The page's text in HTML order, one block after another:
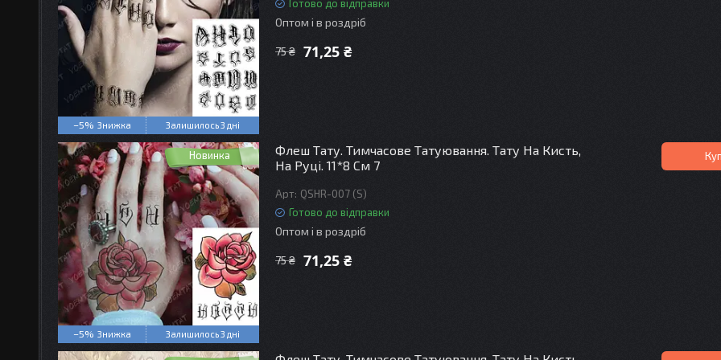
–5% Залишилось 3 дні
Готово до відправки
Оптом і в роздріб
75 ₴ 71,25 ₴
Новинка
–5% Залишилось 3 дні
Флеш Тату. Тимчасове Татуювання. Тату На Кисть,
На Руці. 11*8 См 7
QSHR-007 (S)
Готово до відправки
Оптом і в роздріб
75 ₴ 71,25 ₴